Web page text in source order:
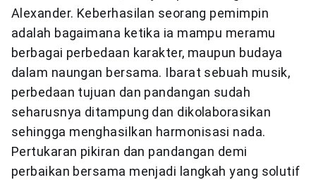
Alexander. Keberhasilan seorang pemimpin
adalah bagaimana ketika ia mampu meramu
berbagai perbedaan karakter, maupun budaya
dalam naungan bersama. Ibarat sebuah musik,
perbedaan tujuan dan pandangan sudah
seharusnya ditampung dan dikolaborasikan
sehingga menghasilkan harmonisasi nada.
Pertukaran pikiran dan pandangan demi
perbaikan bersama menjadi langkah yang solutif